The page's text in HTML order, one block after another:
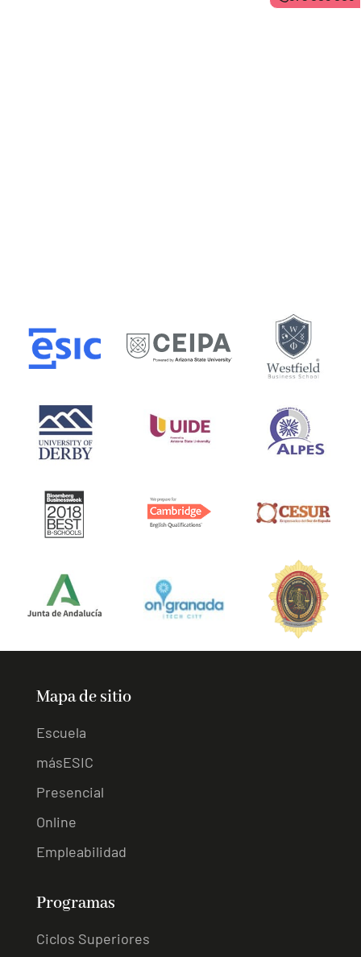
Mapa de sitio
Escuela
másESIC
Presencial
Online
Empleabilidad
Programas
Ciclos Superiores